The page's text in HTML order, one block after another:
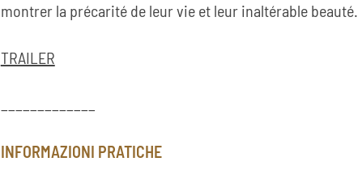
montrer la précarité de leur vie et leur inaltérable beauté.
TRAILER
INFORMAZIONI PRATICHE